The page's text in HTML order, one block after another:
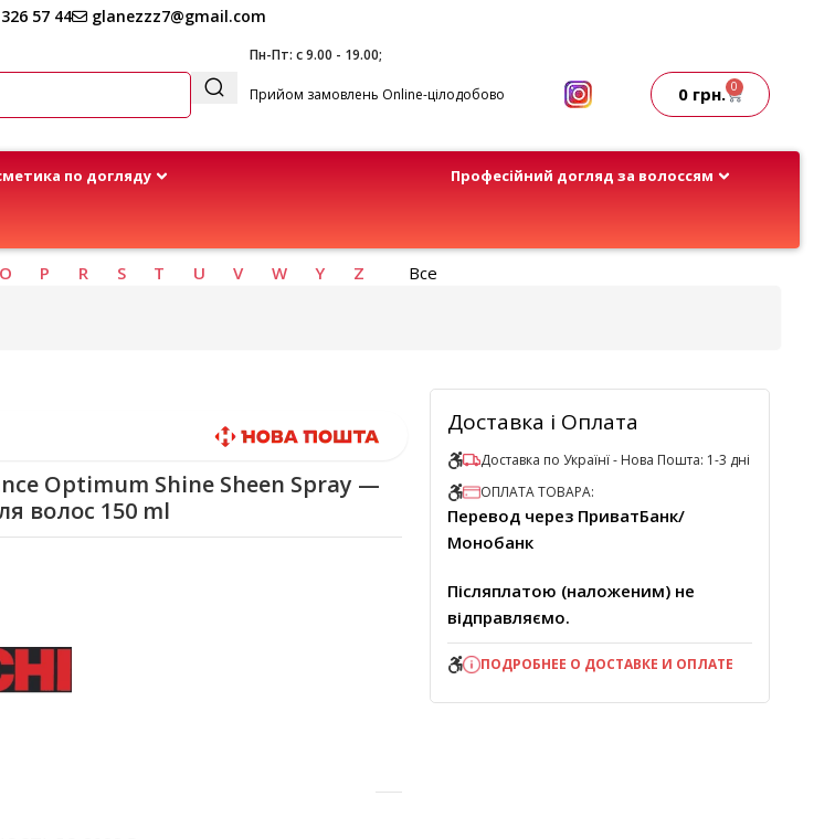
57 44 glanezzz7@gmail.com
Пн-Пт: с 9.00 - 19.00;
Прийом замовлень Online-цілодобово 0 грн. 0
по догляду Професійний догляд за волоссям
O P R S T U V W Y Z
Все
Optimum Shine Sheen Spray —
волос 150 ml
Доставка і Оплата
Доставка по Українї - Нова Пошта: 1-3 дні
ОПЛАТА ТОВАРА:
Перевод через ПриватБанк/
Монобанк
Післяплатою (наложеним) не
відправляємо.
ПОДРОБНЕЕ О ДОСТАВКЕ И ОПЛАТЕ